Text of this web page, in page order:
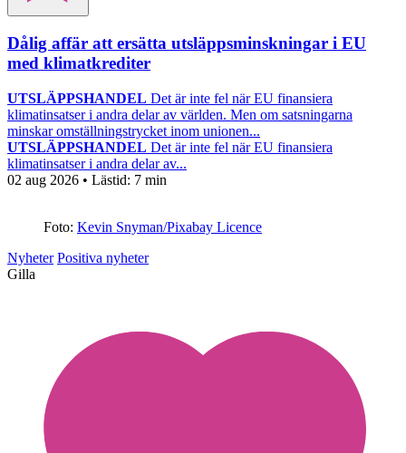
Dålig affär att ersätta utsläppsminskningar i EU
med klimatkrediter
UTSLÄPPSHANDEL Det är inte fel när EU finansiera
klimatinsatser i andra delar av världen. Men om satsningarna
minskar omställningstrycket inom unionen...
UTSLÄPPSHANDEL Det är inte fel när EU finansiera
klimatinsatser i andra delar av...
02 aug 2026 • Lästid: 7 min
Foto: Kevin Snyman/Pixabay Licence
Nyheter Positiva nyheter
Gilla